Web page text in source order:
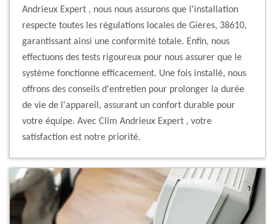
Andrieux Expert , nous nous assurons que l'installation
respecte toutes les régulations locales de Gieres, 38610,
garantissant ainsi une conformité totale. Enfin, nous
effectuons des tests rigoureux pour nous assurer que le
système fonctionne efficacement. Une fois installé, nous
offrons des conseils d'entretien pour prolonger la durée
de vie de l'appareil, assurant un confort durable pour
votre équipe. Avec Clim Andrieux Expert , votre
satisfaction est notre priorité.